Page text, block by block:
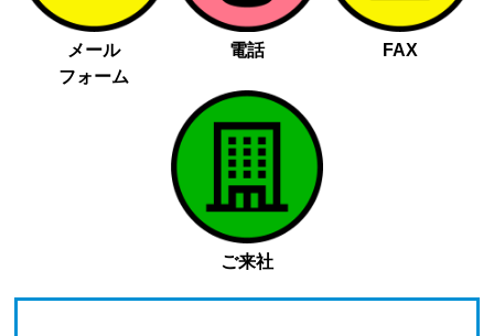
メール
フォーム
電話 FAX
ご来社